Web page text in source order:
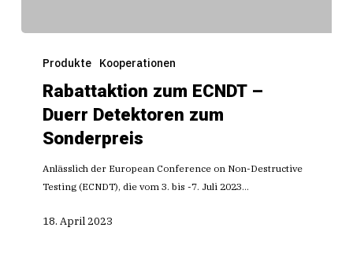
Duerr
Detektoren
Sonderpreis
Produkte Kooperationen
Rabattaktion zum ECNDT –
Duerr Detektoren zum
Sonderpreis
Anlässlich der European Conference on Non-Destructive
Testing (ECNDT), die vom 3. bis -7. Juli 2023…
18. April 2023